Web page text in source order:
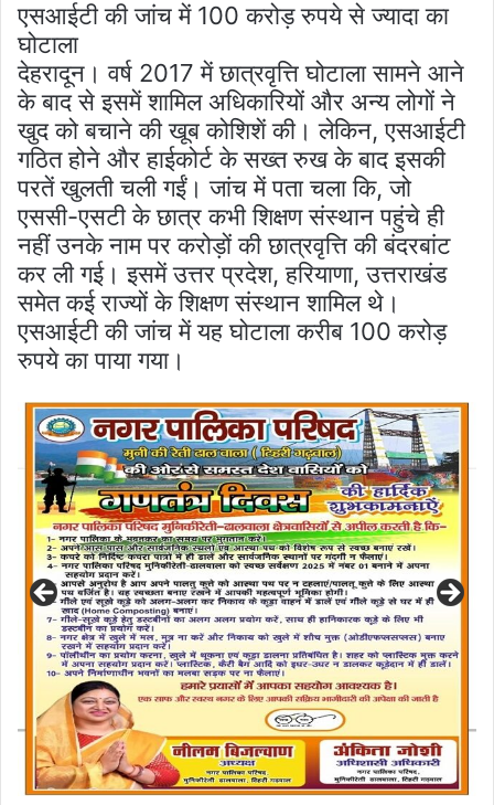
एसआईटी की जांच में 100 करोड़ रुपये से ज्यादा का
घोटाला
देहरादून। वर्ष 2017 में छात्रवृत्ति घोटाला सामने आने
के बाद से इसमें शामिल अधिकारियों और अन्य लोगों ने
खुद को बचाने की खूब कोशिशें की। लेकिन, एसआईटी
गठित होने और हाईकोर्ट के सख्त रुख के बाद इसकी
परतें खुलती चली गईं। जांच में पता चला कि, जो
एससी-एसटी के छात्र कभी शिक्षण संस्थान पहुंचे ही
नहीं उनके नाम पर करोड़ों की छात्रवृत्ति की बंदरबांट
कर ली गई। इसमें उत्तर प्रदेश, हरियाणा, उत्तराखंड
समेत कई राज्यों के शिक्षण संस्थान शामिल थे।
एसआईटी की जांच में यह घोटाला करीब 100 करोड़
रुपये का पाया गया।